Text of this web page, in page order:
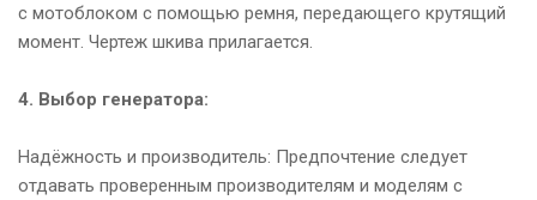
с мотоблоком с помощью ремня, передающего крутящий
момент. Чертеж шкива прилагается.
4. Выбор генератора:
Надёжность и производитель: Предпочтение следует
отдавать проверенным производителям и моделям с